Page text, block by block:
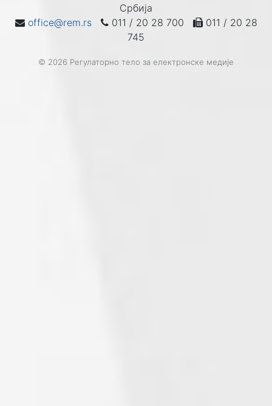
Србија
office@rem.rs
011 / 20 28 700
011 / 20 28
745
© 2026 Регулаторно тело за електронске медије